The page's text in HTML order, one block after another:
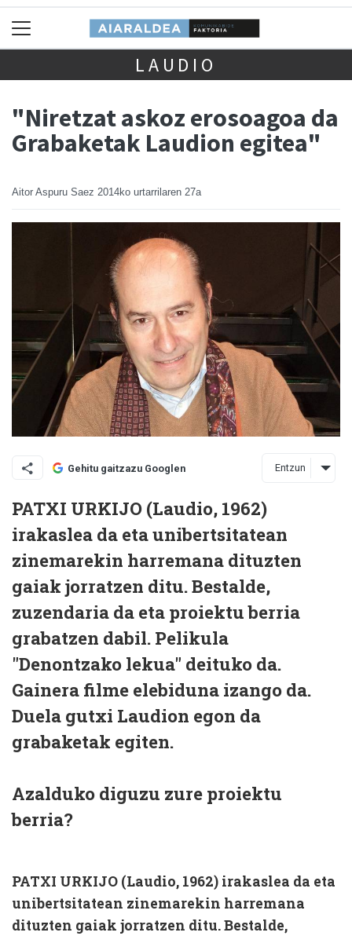
LAUDIO
"Niretzat askoz erosoagoa da
Grabaketak Laudion egitea"
Aitor Aspuru Saez 2014ko urtarrilaren 27a
Gehitu gaitzazu Googlen Entzun
PATXI URKIJO (Laudio, 1962)
irakaslea da eta unibertsitatean
zinemarekin harremana dituzten
gaiak jorratzen ditu. Bestalde,
zuzendaria da eta proiektu berria
grabatzen dabil. Pelikula
"Denontzako lekua" deituko da.
Gainera filme elebiduna izango da.
Duela gutxi Laudion egon da
grabaketak egiten.
Azalduko diguzu zure proiektu
berria?
PATXI URKIJO (Laudio, 1962) irakaslea da eta
unibertsitatean zinemarekin harremana
dituzten gaiak jorratzen ditu. Bestalde,